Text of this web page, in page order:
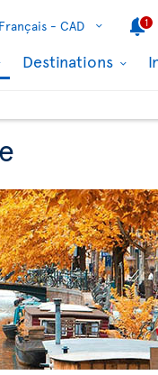
Français - CAD 1
Destinations